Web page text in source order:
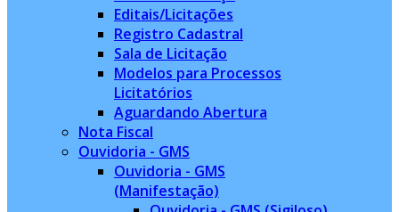
Editais/Licitações
Registro Cadastral
Sala de Licitação
Modelos para Processos
Licitatórios
Aguardando Abertura
Nota Fiscal
Ouvidoria - GMS
Ouvidoria - GMS
(Manifestação)